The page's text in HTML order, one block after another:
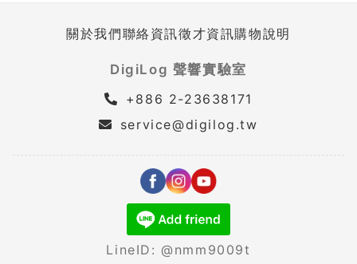
關於我們聯絡資訊徵才資訊購物說明
DigiLog 聲響實驗室
+886 2-23638171
service@digilog.tw
LineID: @nmm9009t